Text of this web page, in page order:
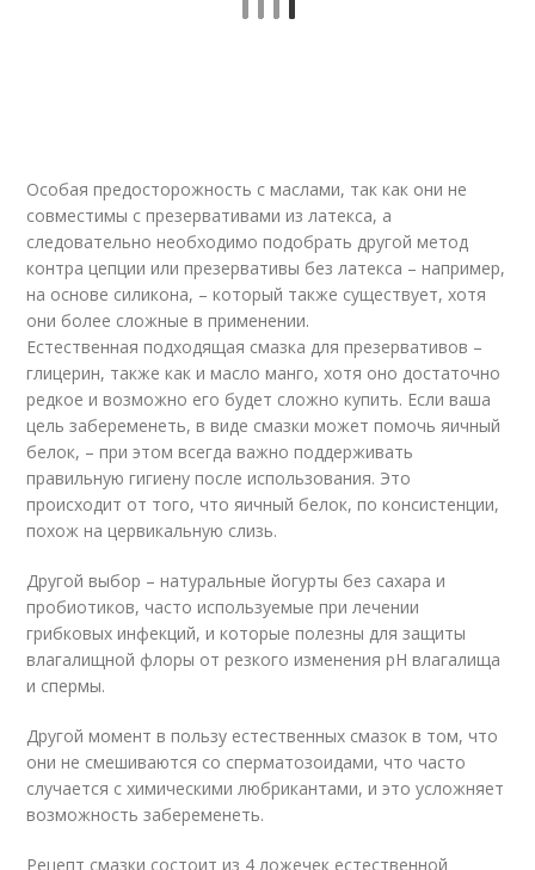
Особая предосторожность с маслами, так как они не
совместимы с презервативами из латекса, а
следовательно необходимо подобрать другой метод
контра цепции или презервативы без латекса – например,
на основе силикона, – который также существует, хотя
они более сложные в применении.
Естественная подходящая смазка для презервативов –
глицерин, также как и масло манго, хотя оно достаточно
редкое и возможно его будет сложно купить. Если ваша
цель забеременеть, в виде смазки может помочь яичный
белок, – при этом всегда важно поддерживать
правильную гигиену после использования. Это
происходит от того, что яичный белок, по консистенции,
похож на цервикальную слизь.
Другой выбор – натуральные йогурты без сахара и
пробиотиков, часто используемые при лечении
грибковых инфекций, и которые полезны для защиты
влагалищной флоры от резкого изменения pH влагалища
и спермы.
Другой момент в пользу естественных смазок в том, что
они не смешиваются со сперматозоидами, что часто
случается с химическими любрикантами, и это усложняет
возможность забеременеть.
Рецепт смазки состоит из 4 ложечек естественной